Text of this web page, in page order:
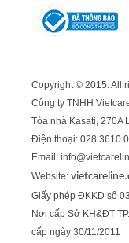
Copyright © 2015. All
Công ty TNHH
Tòa nhà Kasati, 270A
Điện thoại: 028 3610
Email:
Website:
Giấy phép ĐKKD số
Nơi cấp Sở KH&ĐT
cấp ngày 30/11/2011